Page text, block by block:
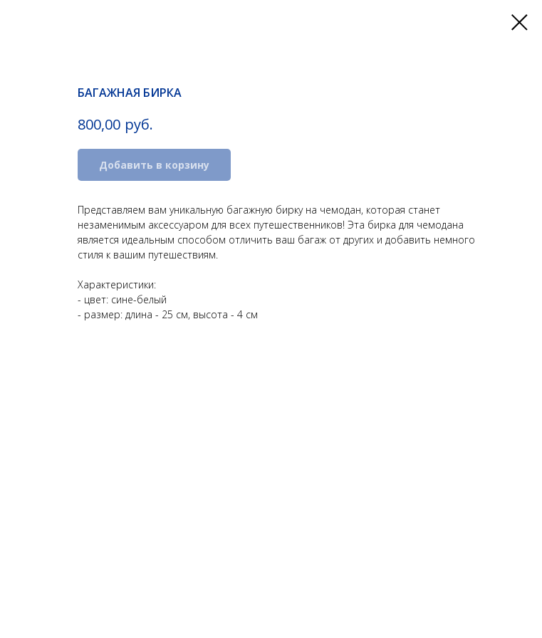
БАГАЖНАЯ БИРКА
800,00 руб.
Добавить в корзину
Представляем вам уникальную багажную бирку на чемодан, которая станет
незаменимым аксессуаром для всех путешественников! Эта бирка для чемодана
является идеальным способом отличить ваш багаж от других и добавить немного
стиля к вашим путешествиям.
Характеристики:
- цвет: сине-белый
- размер: длина - 25 см, высота - 4 см